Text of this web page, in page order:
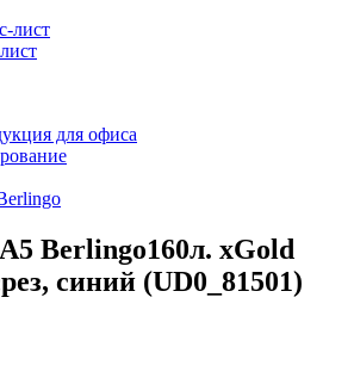
лист
для офиса
Berlingo160л. хGold
синий (UD0_81501)